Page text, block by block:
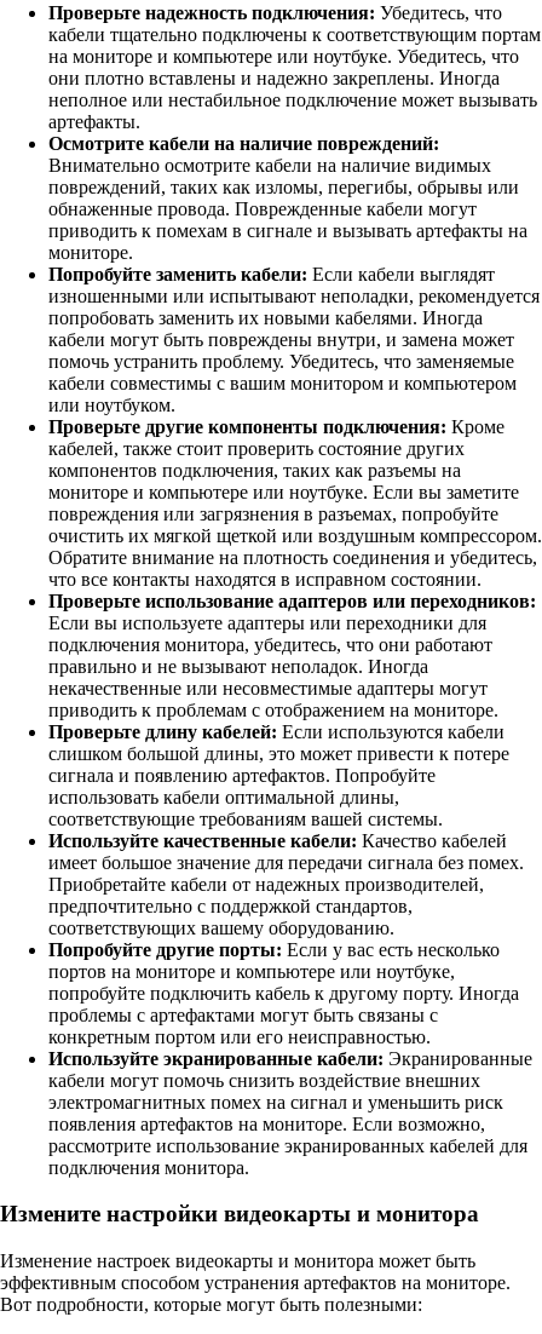
Проверьте надежность подключения: Убедитесь, что
кабели тщательно подключены к соответствующим портам
на мониторе и компьютере или ноутбуке. Убедитесь, что
они плотно вставлены и надежно закреплены. Иногда
неполное или нестабильное подключение может вызывать
артефакты.
Осмотрите кабели на наличие повреждений:
Внимательно осмотрите кабели на наличие видимых
повреждений, таких как изломы, перегибы, обрывы или
обнаженные провода. Поврежденные кабели могут
приводить к помехам в сигнале и вызывать артефакты на
мониторе.
Попробуйте заменить кабели: Если кабели выглядят
изношенными или испытывают неполадки, рекомендуется
попробовать заменить их новыми кабелями. Иногда
кабели могут быть повреждены внутри, и замена может
помочь устранить проблему. Убедитесь, что заменяемые
кабели совместимы с вашим монитором и компьютером
или ноутбуком.
Проверьте другие компоненты подключения: Кроме
кабелей, также стоит проверить состояние других
компонентов подключения, таких как разъемы на
мониторе и компьютере или ноутбуке. Если вы заметите
повреждения или загрязнения в разъемах, попробуйте
очистить их мягкой щеткой или воздушным компрессором.
Обратите внимание на плотность соединения и убедитесь,
что все контакты находятся в исправном состоянии.
Проверьте использование адаптеров или переходников:
Если вы используете адаптеры или переходники для
подключения монитора, убедитесь, что они работают
правильно и не вызывают неполадок. Иногда
некачественные или несовместимые адаптеры могут
приводить к проблемам с отображением на мониторе.
Проверьте длину кабелей: Если используются кабели
слишком большой длины, это может привести к потере
сигнала и появлению артефактов. Попробуйте
использовать кабели оптимальной длины,
соответствующие требованиям вашей системы.
Используйте качественные кабели: Качество кабелей
имеет большое значение для передачи сигнала без помех.
Приобретайте кабели от надежных производителей,
предпочтительно с поддержкой стандартов,
соответствующих вашему оборудованию.
Попробуйте другие порты: Если у вас есть несколько
портов на мониторе и компьютере или ноутбуке,
попробуйте подключить кабель к другому порту. Иногда
проблемы с артефактами могут быть связаны с
конкретным портом или его неисправностью.
Используйте экранированные кабели: Экранированные
кабели могут помочь снизить воздействие внешних
электромагнитных помех на сигнал и уменьшить риск
появления артефактов на мониторе. Если возможно,
рассмотрите использование экранированных кабелей для
подключения монитора.
Измените настройки видеокарты и монитора
Изменение настроек видеокарты и монитора может быть
эффективным способом устранения артефактов на мониторе.
Вот подробности, которые могут быть полезными: